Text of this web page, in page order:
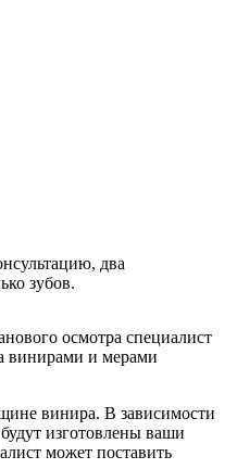
два
зубов.
осмотра специалист
винирами и мерами
винира. В зависимости
изготовлены ваши
может поставить